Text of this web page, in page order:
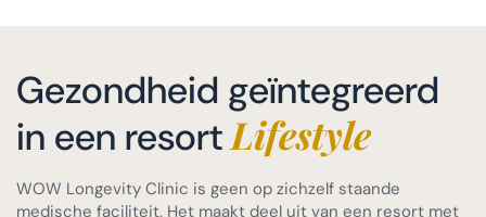
Gezondheid geïntegreerd
in een resortLifestyle
WOW Longevity Clinic is geen op zichzelf staande
medische faciliteit. Het maakt deel uit van een resort met